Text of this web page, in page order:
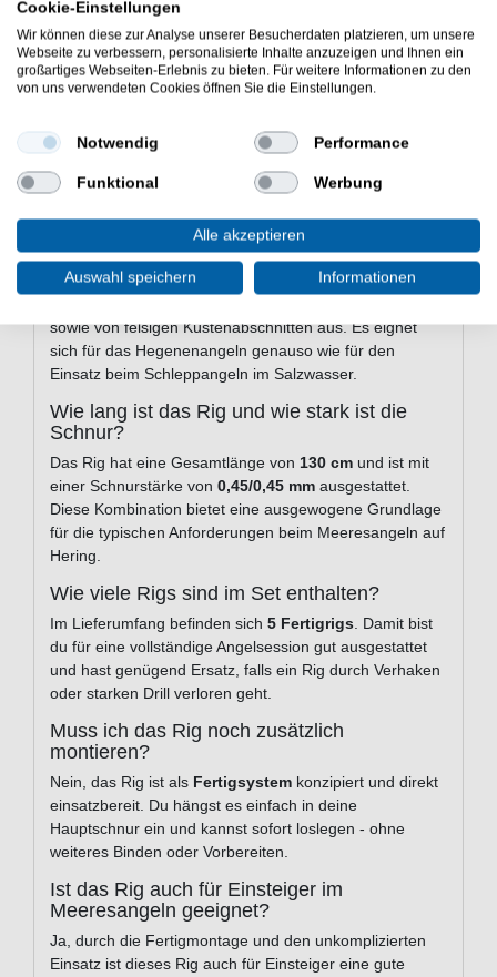
besonders attraktiv für diese Fischart. Andere kleine
Meeresfische können ebenfalls darauf ansprechen.
Eignet sich das Rig auch bei kaltem
Wasser?
Produktbeschreibung
extrem fängig bei kaltem
Wasser
. Gerade in der kälteren Jahreszeit, wenn Hering
zurückhaltend reagiert, überzeugt das filigrane
Erscheinungsbild des Mini Shrimp Rigs.
Kann ich das Rig vom Boot und vom Ufer
aus einsetzen?
sowie von felsigen Küstenabschnitten aus. Es eignet
sich für das Hegenenangeln genauso wie für den
Einsatz beim Schleppangeln im Salzwasser.
Wie lang ist das Rig und wie stark ist die
Schnur?
Das Rig hat eine Gesamtlänge von 130 cm und ist mit
einer Schnurstärke von 0,45/0,45 mm ausgestattet.
Diese Kombination bietet eine ausgewogene Grundlage
für die typischen Anforderungen beim Meeresangeln auf
Hering.
Wie viele Rigs sind im Set enthalten?
Im Lieferumfang befinden sich 5 Fertigrigs. Damit bist
du für eine vollständige Angelsession gut ausgestattet
und hast genügend Ersatz, falls ein Rig durch Verhaken
oder starken Drill verloren geht.
Muss ich das Rig noch zusätzlich
montieren?
Nein, das Rig ist als Fertigsystem konzipiert und direkt
einsatzbereit. Du hängst es einfach in deine
Hauptschnur ein und kannst sofort loslegen - ohne
weiteres Binden oder Vorbereiten.
Ist das Rig auch für Einsteiger im
Meeresangeln geeignet?
Ja, durch die Fertigmontage und den unkomplizierten
Einsatz ist dieses Rig auch für Einsteiger eine gute
Cookie-Einstellungen
Wir können diese zur Analyse unserer Besucherdaten platzieren, um unsere
Webseite zu verbessern, personalisierte Inhalte anzuzeigen und Ihnen ein
großartiges Webseiten-Erlebnis zu bieten. Für weitere Informationen zu den
von uns verwendeten Cookies öffnen Sie die Einstellungen.
Notwendig Performance
Funktional Werbung
Alle akzeptieren
Auswahl speichern Informationen